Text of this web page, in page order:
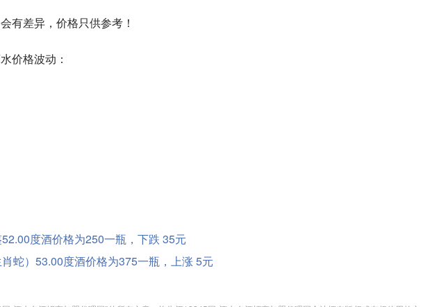
有差异，价格只供参考！
价格波动：
度酒价格为250一瓶，下跌 35元
蛇）53.00度酒价格为375一瓶，上涨 5元